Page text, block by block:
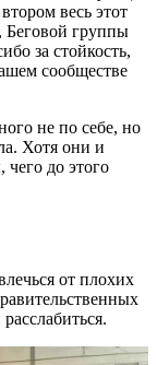
весь этот
Беговой группы
за стойкость,
сообществе
не по себе, но
Хотя они и
до этого
от плохих